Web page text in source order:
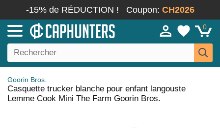
-15% de RÉDUCTION ! Coupon: CH2026
0
Goorin Bros.
Casquette trucker blanche pour enfant langouste
Lemme Cook Mini The Farm Goorin Bros.